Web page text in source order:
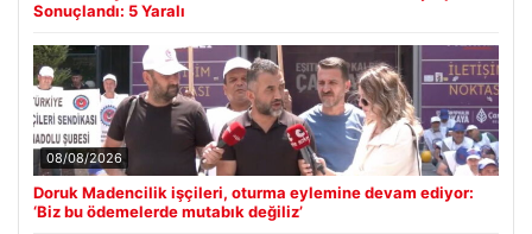
Sonuçlandı: 5 Yaralı
08/08/2026
Doruk Madencilik işçileri, oturma eylemine devam ediyor:
‘Biz bu ödemelerde mutabık değiliz’